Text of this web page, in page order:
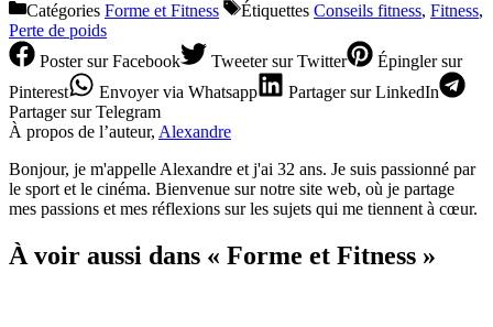
Catégories Forme et Fitness Étiquettes Conseils fitness, Fitness,
Perte de poids
Postersur Facebook Tweetersur Twitter Épinglersur
Pinterest
Envoyervia Whatsapp Partagersur LinkedIn
Partagersur Telegram
À propos de l’auteur, Alexandre
Bonjour, je m'appelle Alexandre et j'ai 32 ans. Je suis passionné par
le sport et le cinéma. Bienvenue sur notre site web, où je partage
mes passions et mes réflexions sur les sujets qui me tiennent à cœur.
À voir aussi dans « Forme et Fitness »